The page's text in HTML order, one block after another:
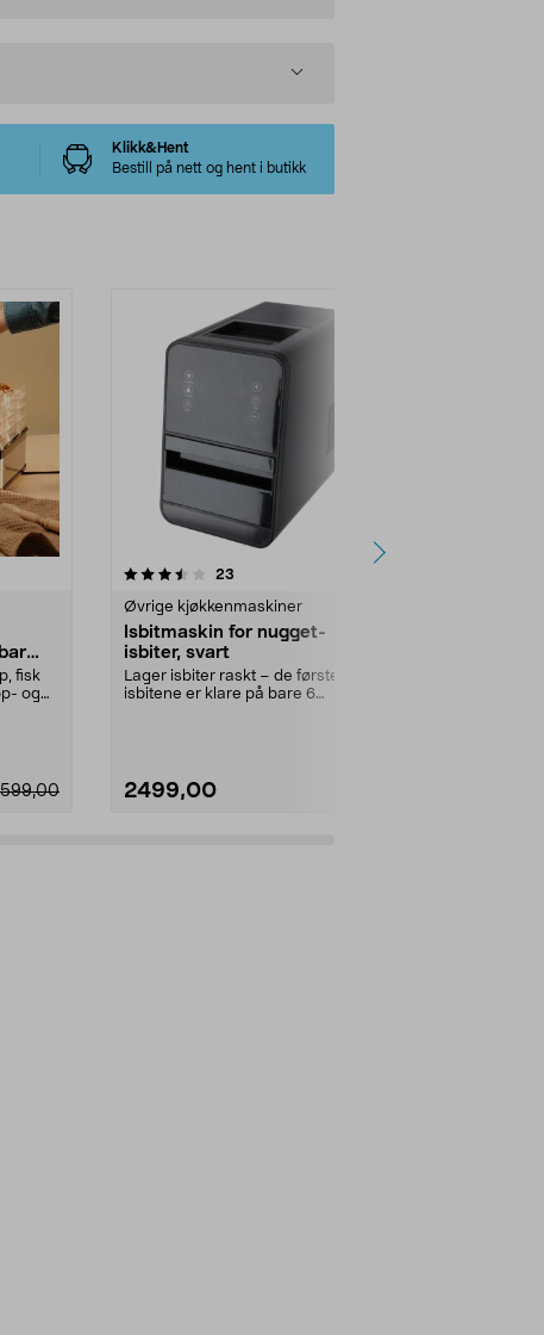
Klikk&Hent
Bestill på nett og hent i butikk
fisk
og
599,00
23
Øvrige kjøkkenmaskiner
Isbitmaskin for nugget-
isbiter, svart
Lager isbiter raskt – de første små
isbitene er klare på bare 6
2499,00
4.0 av 5 stjerner